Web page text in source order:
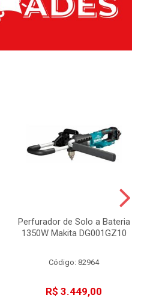
Perfurador de Solo a Bateria
1350W Makita DG001GZ10
Código: 82964
R$ 3.449,00